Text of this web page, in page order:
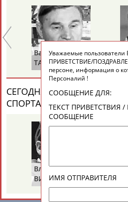
24 персон из 13181
ТАБЛО АКТИВНОСТИ
ЦЕЛИ ПРОЕКТА КОНТАКТЫ
Вопросы сотрудничества и совместной
Адресов в новостной рассылке: 996
Подпишись
Валерий
ТАРАКАНОВ
СЕГОДНЯ ДЕНЬ ПАМЯТИ У
СПОРТА (2 ПЕРСОНАЛИЙ)
Владимир
ВИКУЛОВ
Уважаемые пользователи
ПРИВЕТСТВИЕ/
персоне, информация о
Персоналий !
СООБЩЕНИЕ ДЛЯ:
ТЕКСТ ПРИВЕТСТВИЯ
СООБЩЕНИЕ
ИМЯ ОТПРАВИТЕЛЯ